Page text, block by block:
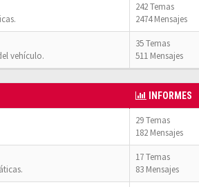
242 Temas
2474 Mensajes
vehículo.
35 Temas
511 Mensajes
INFORMES
29 Temas
182 Mensajes
17 Temas
83 Mensajes